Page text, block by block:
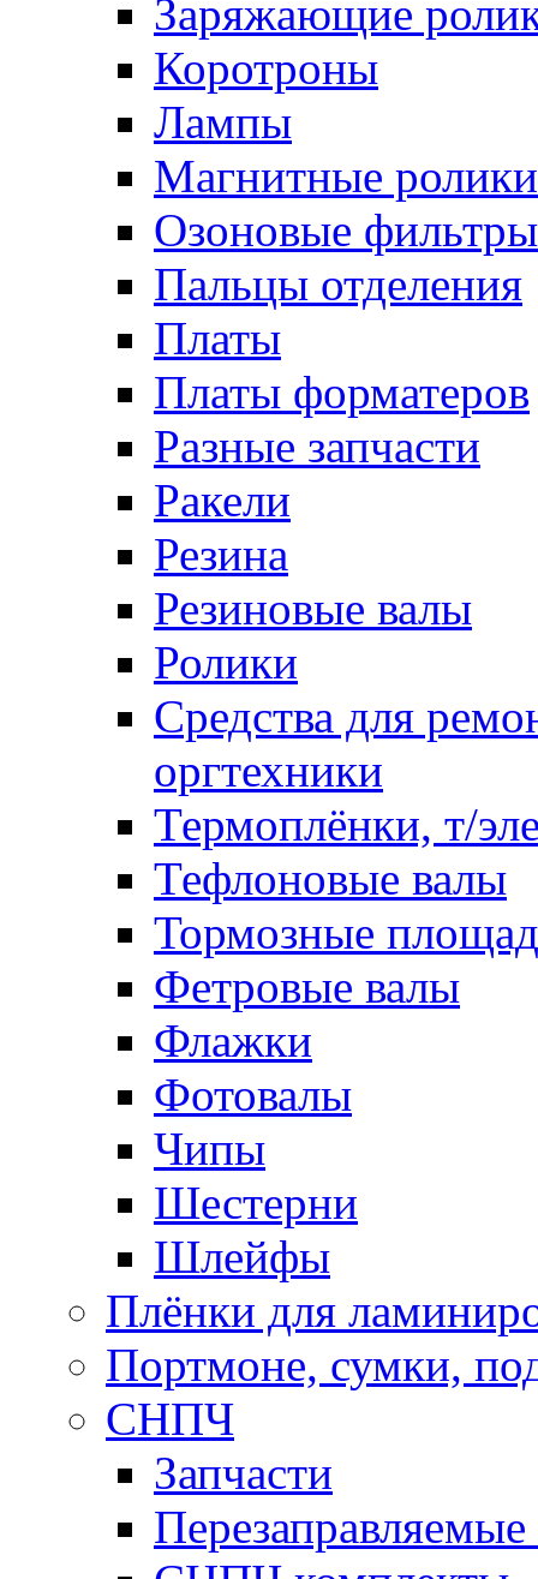
Заряжающие
Коротроны
Лампы
Магнитные ролики
Озоновые фильтры
Пальцы отделения
Платы
Платы форматеров
Разные запчасти
Ракели
Резина
Резиновые валы
Ролики
Средства для
оргтехники
Термоплёнки, т/
Тефлоновые валы
Тормозные
Фетровые валы
Флажки
Фотовалы
Чипы
Шестерни
Шлейфы
Плёнки для
Портмоне, сумки,
СНПЧ
Запчасти
Перезаправляемые